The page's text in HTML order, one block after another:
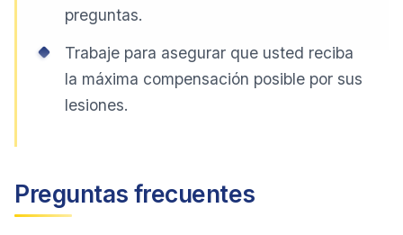
preguntas.
Trabaje para asegurar que usted reciba
la máxima compensación posible por sus
lesiones.
Preguntas frecuentes